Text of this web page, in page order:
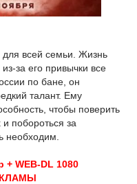
всей семьи. Жизнь
за его привычки все
по бане, он
талант. Ему
чтобы поверить
и побороться за
необходим.
WEB-DL 1080